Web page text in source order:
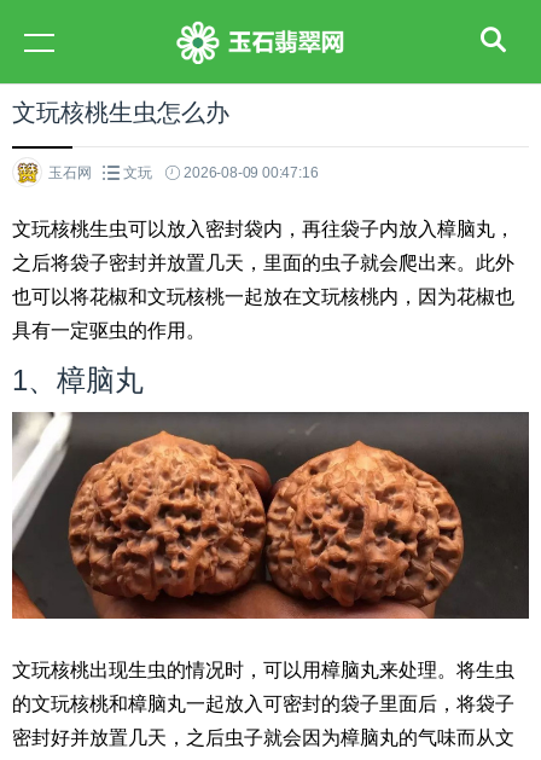
文玩核桃生虫怎么办
玉石网 文玩 2026-08-09 00:47:16
文玩核桃生虫可以放入密封袋内，再往袋子内放入樟脑丸，
之后将袋子密封并放置几天，里面的虫子就会爬出来。此外
也可以将花椒和文玩核桃一起放在文玩核桃内，因为花椒也
具有一定驱虫的作用。
1、樟脑丸
文玩核桃出现生虫的情况时，可以用樟脑丸来处理。将生虫
的文玩核桃和樟脑丸一起放入可密封的袋子里面后，将袋子
密封好并放置几天，之后虫子就会因为樟脑丸的气味而从文